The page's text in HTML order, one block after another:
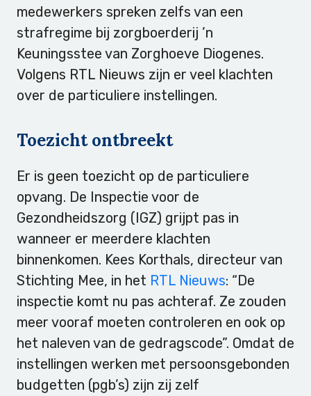
medewerkers spreken zelfs van een
strafregime bij zorgboerderij ’n
Keuningsstee van Zorghoeve Diogenes.
Volgens RTL Nieuws zijn er veel klachten
over de particuliere instellingen.
Toezicht ontbreekt
Er is geen toezicht op de particuliere
opvang. De Inspectie voor de
Gezondheidszorg (IGZ) grijpt pas in
wanneer er meerdere klachten
binnenkomen. Kees Korthals, directeur van
Stichting Mee, in het RTL Nieuws: “De
inspectie komt nu pas achteraf. Ze zouden
meer vooraf moeten controleren en ook op
het naleven van de gedragscode”. Omdat de
instellingen werken met persoonsgebonden
budgetten (pgb’s) zijn zij zelf